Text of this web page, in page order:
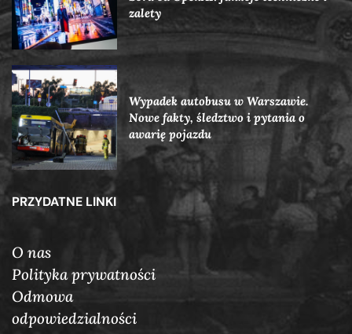
zalety
Wypadek autobusu w Warszawie.
Nowe fakty, śledztwo i pytania o
awarię pojazdu
PRZYDATNE LINKI
O nas
Polityka prywatności
Odmowa
odpowiedzialności